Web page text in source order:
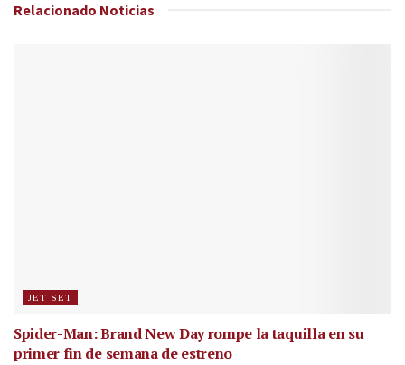
Relacionado Noticias
JET SET
Spider-Man: Brand New Day rompe la taquilla en su
primer fin de semana de estreno